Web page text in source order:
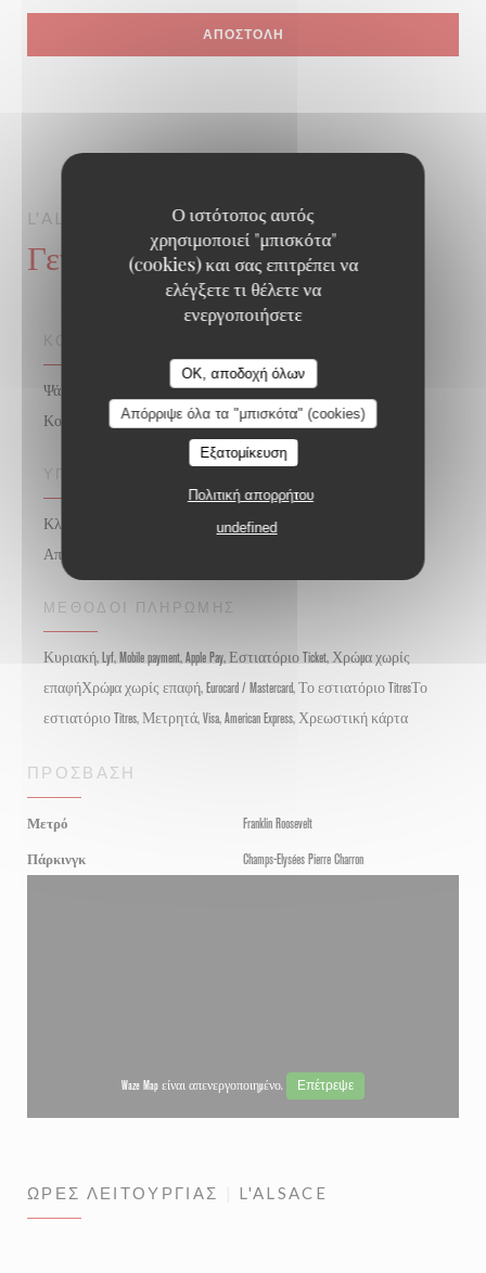
Ο ιστότοπος αυτός
χρησιμοποιεί "μπισκότα"
(cookies) και σας επιτρέπει να
ελέγξετε τι θέλετε να
ενεργοποιήσετε
OK, αποδοχή όλων
Απόρριψε όλα τα "μπισκότα" (cookies)
Εξατομίκευση
Πολιτική απορρήτου
undefined
L'ALSACE PARIS
Γενικές πληροφορίες
ΚΟΥΖΊΝΑ
Ψάρια & θαλασσινά, Παραδοσιακά γαλλικά, Παραδοσιακή
Κουζίνα, Αλσατικά, Ζυθοποιείο
ΥΠΗΡΕΣΊΕΣ
Κλιματιζόμενο δωμάτιο, φορτιστή κινητού τηλεφώνου,
Απενεργοποιημένη πρόσβαση, Γκαρνταρόμπα, WIFI, ταράτσα
ΜΈΘΟΔΟΙ ΠΛΗΡΩΜΉΣ
Κυριακή, Lyf, Mobile payment, Apple Pay, Εστιατόριο Ticket, Χρώμα χωρίς
επαφήΧρώμα χωρίς επαφή, Eurocard / Mastercard, Το εστιατόριο TitresΤο
εστιατόριο Titres, Μετρητά, Visa, American Express, Χρεωστική κάρτα
ΠΡΌΣΒΑΣΗ
Μετρό Franklin Roosevelt
Πάρκινγκ Champs-Elysées Pierre Charron
Waze Map είναι απενεργοποιημένο. Επέτρεψε
ΏΡΕΣ ΛΕΙΤΟΥΡΓΊΑΣ L'ALSACE